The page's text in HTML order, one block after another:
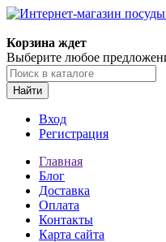
Корзина ждет
Выберите любое
Найти
Вход
Регистрация
Главная
Блог
Доставка
Оплата
Контакты
Карта сайта